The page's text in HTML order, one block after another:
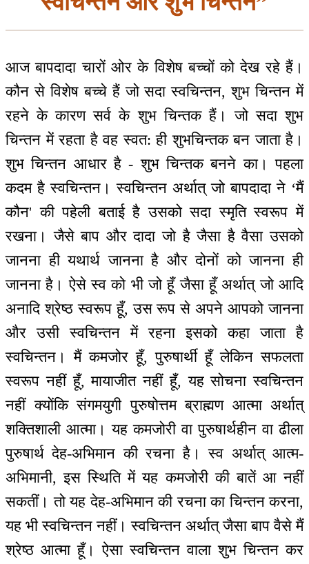
आज बापदादा चारों ओर के विशेष बच्चों को देख रहे हैं।
कौन से विशेष बच्चे हैं जो सदा स्वचिन्तन, शुभ चिन्तन में
रहने के कारण सर्व के शुभ चिन्तक हैं। जो सदा शुभ
चिन्तन में रहता है वह स्वत: ही शुभचिन्तक बन जाता है।
शुभ चिन्तन आधार है - शुभ चिन्तक बनने का। पहला
कदम है स्वचिन्तन। स्वचिन्तन अर्थात् जो बापदादा ने ‘मैं
कौन' की पहेली बताई है उसको सदा स्मृति स्वरूप में
रखना। जैसे बाप और दादा जो है जैसा है वैसा उसको
जानना ही यथार्थ जानना है और दोनों को जानना ही
जानना है। ऐसे स्व को भी जो हूँ जैसा हूँ अर्थात् जो आदि
अनादि श्रेष्ठ स्वरूप हूँ, उस रूप से अपने आपको जानना
और उसी स्वचिन्तन में रहना इसको कहा जाता है
स्वचिन्तन। मैं कमजोर हूँ, पुरुषार्थी हूँ लेकिन सफलता
स्वरूप नहीं हूँ, मायाजीत नहीं हूँ, यह सोचना स्वचिन्तन
नहीं क्योंकि संगमयुगी पुरुषोत्तम ब्राह्मण आत्मा अर्थात्
शक्तिशाली आत्मा। यह कमजोरी वा पुरुषार्थहीन वा ढीला
पुरुषार्थ देह-अभिमान की रचना है। स्व अर्थात् आत्म-
अभिमानी, इस स्थिति में यह कमजोरी की बातें आ नहीं
सकतीं। तो यह देह-अभिमान की रचना का चिन्तन करना,
यह भी स्वचिन्तन नहीं। स्वचिन्तन अर्थात् जैसा बाप वैसे मैं
श्रेष्ठ आत्मा हूँ। ऐसा स्वचिन्तन वाला शुभ चिन्तन कर